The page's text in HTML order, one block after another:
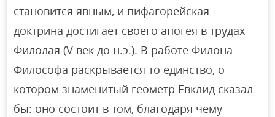
становится явным, и пифагорейская
доктрина достигает своего апогея в трудах
Филолая (V век до н.э.). В работе Филона
Философа раскрывается то единство, о
котором знаменитый геометр Евклид сказал
бы: оно состоит в том, благодаря чему